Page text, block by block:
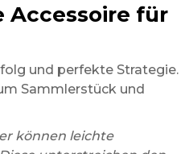
Accessoire für
und perfekte Strategie.
Sammlerstück und
können leichte